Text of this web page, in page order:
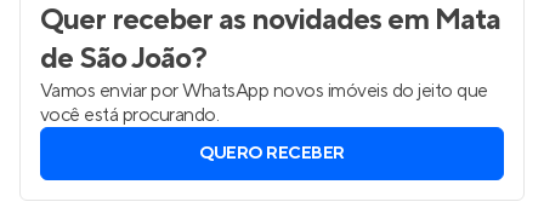
Quer receber as novidadesem Mata
de São João?
Vamos enviar por WhatsApp novos imóveis do jeito que
você está procurando.
QUERO RECEBER